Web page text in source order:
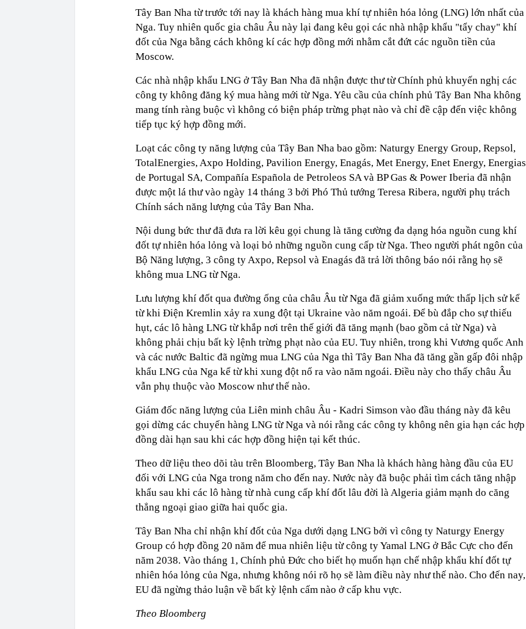
Tây Ban Nha từ trước tới nay là khách hàng mua khí tự nhiên hóa lỏng (LNG) lớn nhất của
Nga. Tuy nhiên quốc gia châu Âu này lại đang kêu gọi các nhà nhập khẩu "tẩy chay" khí
đốt của Nga bằng cách không kí các hợp đồng mới nhằm cắt đứt các nguồn tiền của
Moscow.
Các nhà nhập khẩu LNG ở Tây Ban Nha đã nhận được thư từ Chính phủ khuyến nghị các
công ty không đăng ký mua hàng mới từ Nga. Yêu cầu của chính phủ Tây Ban Nha không
mang tính ràng buộc vì không có biện pháp trừng phạt nào và chỉ đề cập đến việc không
tiếp tục ký hợp đồng mới.
Loạt các công ty năng lượng của Tây Ban Nha bao gồm: Naturgy Energy Group, Repsol,
TotalEnergies, Axpo Holding, Pavilion Energy, Enagás, Met Energy, Enet Energy, Energias
de Portugal SA, Compañía Española de Petroleos SA và BP Gas & Power Iberia đã nhận
được một lá thư vào ngày 14 tháng 3 bởi Phó Thủ tướng Teresa Ribera, người phụ trách
Chính sách năng lượng của Tây Ban Nha.
Nội dung bức thư đã đưa ra lời kêu gọi chung là tăng cường đa dạng hóa nguồn cung khí
đốt tự nhiên hóa lỏng và loại bỏ những nguồn cung cấp từ Nga. Theo người phát ngôn của
Bộ Năng lượng, 3 công ty Axpo, Repsol và Enagás đã trả lời thông báo nói rằng họ sẽ
không mua LNG từ Nga.
Lưu lượng khí đốt qua đường ống của châu Âu từ Nga đã giảm xuống mức thấp lịch sử kể
từ khi Điện Kremlin xảy ra xung đột tại Ukraine vào năm ngoái. Để bù đắp cho sự thiếu
hụt, các lô hàng LNG từ khắp nơi trên thế giới đã tăng mạnh (bao gồm cả từ Nga) và
không phải chịu bất kỳ lệnh trừng phạt nào của EU. Tuy nhiên, trong khi Vương quốc Anh
và các nước Baltic đã ngừng mua LNG của Nga thì Tây Ban Nha đã tăng gần gấp đôi nhập
khẩu LNG của Nga kể từ khi xung đột nổ ra vào năm ngoái. Điều này cho thấy châu Âu
vẫn phụ thuộc vào Moscow như thế nào.
Giám đốc năng lượng của Liên minh châu Âu - Kadri Simson vào đầu tháng này đã kêu
gọi dừng các chuyến hàng LNG từ Nga và nói rằng các công ty không nên gia hạn các hợp
đồng dài hạn sau khi các hợp đồng hiện tại kết thúc.
Theo dữ liệu theo dõi tàu trên Bloomberg, Tây Ban Nha là khách hàng hàng đầu của EU
đối với LNG của Nga trong năm cho đến nay. Nước này đã buộc phải tìm cách tăng nhập
khẩu sau khi các lô hàng từ nhà cung cấp khí đốt lâu đời là Algeria giảm mạnh do căng
thẳng ngoại giao giữa hai quốc gia.
Tây Ban Nha chỉ nhận khí đốt của Nga dưới dạng LNG bởi vì công ty Naturgy Energy
Group có hợp đồng 20 năm để mua nhiên liệu từ công ty Yamal LNG ở Bắc Cực cho đến
năm 2038. Vào tháng 1, Chính phủ Đức cho biết họ muốn hạn chế nhập khẩu khí đốt tự
nhiên hóa lỏng của Nga, nhưng không nói rõ họ sẽ làm điều này như thế nào. Cho đến nay,
EU đã ngừng thảo luận về bất kỳ lệnh cấm nào ở cấp khu vực.
Theo Bloomberg